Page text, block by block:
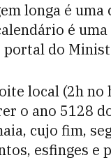
longa é
é
do
local (2h
o ano 5128
cujo fim,
esfinges e